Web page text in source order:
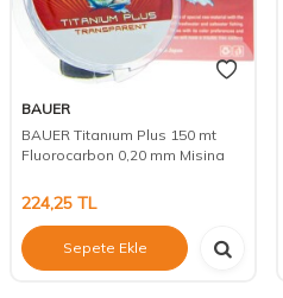
BAUER
BAUER Titanıum Plus 150 mt
Fluorocarbon 0,20 mm Misina
224,25 TL
Sepete Ekle